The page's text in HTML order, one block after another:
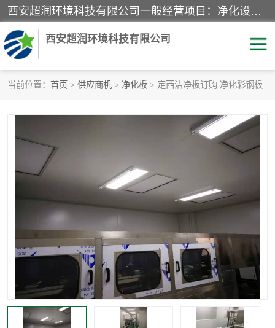
西安超润环境科技有限公司一般经营项目：净化设备、厨房设备、五金机电设备、不锈钢制品、彩钢夹心板、水处理设备的研发、销售；空气净化设备、办公设备、通风设备、建筑材料、金属材料的销售；净化工程、钢结构工程、机电设备工程的设计与施工及技术咨询服务；货物及技术的进出口的业务经营。
西安超润环境科技有限公司
当前位置： 首页 > 供应商机 > 净化板 > 定西洁净板订购 净化彩钢板
粉尘废气净化 洁净室工程
净化车间工程